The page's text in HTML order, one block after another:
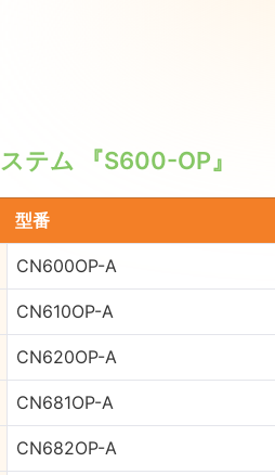
テム 『S600-OP』
型番
CN600OP-A
CN610OP-A
CN620OP-A
CN681OP-A
CN682OP-A